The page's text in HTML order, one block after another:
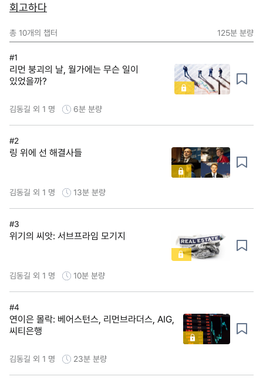
회고하다
총 10개의 챕터 125분 분량
#1
리먼 붕괴의 날, 월가에는 무슨 일이
있었을까?
김동길 외 1 명 6분 분량
#2
링 위에 선 해결사들
김동길 외 1 명 13분 분량
#3
위기의 씨앗: 서브프라임 모기지
김동길 외 1 명 10분 분량
#4
연이은 몰락: 베어스턴스, 리먼브라더스, AIG,
씨티은행
김동길 외 1 명 23분 분량